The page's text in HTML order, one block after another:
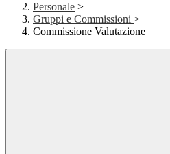
Personale >
Gruppi e Commissioni >
Commissione Valutazione